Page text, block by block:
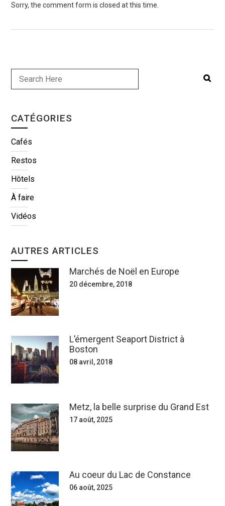
Sorry, the comment form is closed at this time.
CATÉGORIES
Cafés
Restos
Hôtels
À faire
Vidéos
AUTRES ARTICLES
Marchés de Noël en Europe
20 décembre, 2018
L’émergent Seaport District à
Boston
08 avril, 2018
Metz, la belle surprise du Grand Est
17 août, 2025
Au coeur du Lac de Constance
06 août, 2025